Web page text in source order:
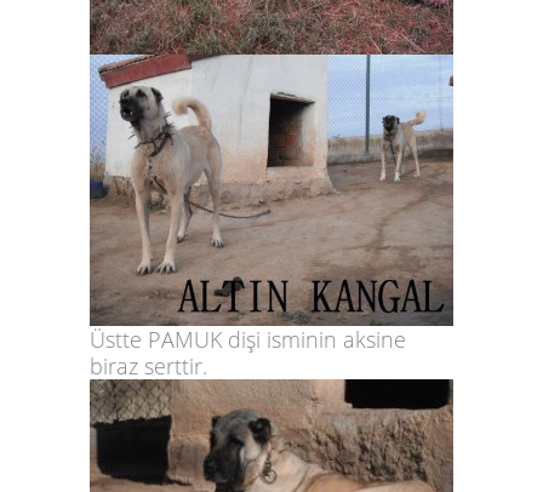
Üstte PAMUK dişi isminin aksine
biraz serttir.